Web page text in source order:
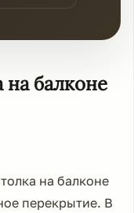
балконе
на балконе
перекрытие. В